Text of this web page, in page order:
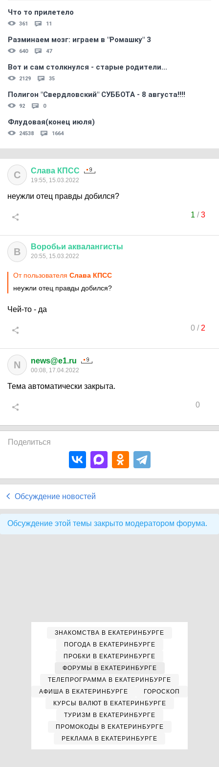
Что то прилетело
361 11
Разминаем мозг: играем в "Ромашку" 3
640 47
Вот и сам столкнулся - старые родители...
2129 35
Полигон "Свердловский" СУББОТА - 8 августа!!!!
92 0
Флудовая(конец июля)
24538 1664
С Слава КПСС
19:55, 15.03.2022
неужли отец правды добился?
1 /3
В Воробьи аквалангисты
20:55, 15.03.2022
От пользователя Слава КПСС
неужли отец правды добился?
Чей-то - да
0/ 2
N news@e1.ru
00:08, 17.04.2022
Тема автоматически закрыта.
0
Поделиться
Обсуждение новостей
Обсуждение этой темы закрыто модератором форума.
ЗНАКОМСТВА В ЕКАТЕРИНБУРГЕ
ПОГОДА В ЕКАТЕРИНБУРГЕ
ПРОБКИ В ЕКАТЕРИНБУРГЕ
ФОРУМЫ В ЕКАТЕРИНБУРГЕ
ТЕЛЕПРОГРАММА В ЕКАТЕРИНБУРГЕ
АФИША В ЕКАТЕРИНБУРГЕ
ГОРОСКОП
КУРСЫ ВАЛЮТ В ЕКАТЕРИНБУРГЕ
ТУРИЗМ В ЕКАТЕРИНБУРГЕ
ПРОМОКОДЫ В ЕКАТЕРИНБУРГЕ
РЕКЛАМА В ЕКАТЕРИНБУРГЕ